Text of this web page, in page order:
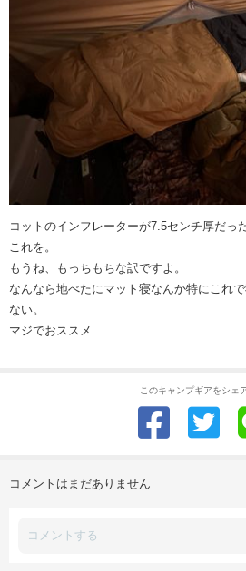
コットのインフレーターが7.5センチ厚だっ
これを。
もうね、もっちもちな訳ですよ。
なんなら地べたにマット寝なんか特にこれ
ない。
マジでおススメ
このキャンプギアをシェ
コメントはまだありません